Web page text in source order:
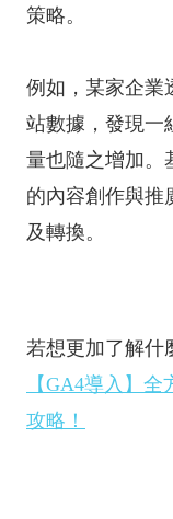
策略。
例如，某家企業
站數據，發現一
量也隨之增加。
的內容創作與推
及轉換。
若想更加了解什
【GA4導入】
攻略！